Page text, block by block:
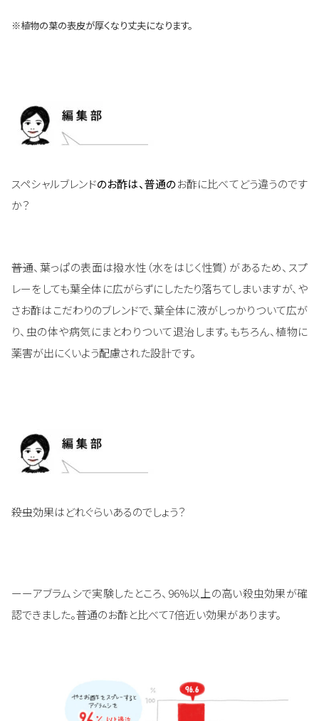
※植物の葉の表皮が厚くなり丈夫になります。
スペシャルブレンドのお酢は、普通のお酢に比べてどう違うのです
か？
――普通、葉っぱの表面は撥水性（水をはじく性質）があるため、スプ
レーをしても葉全体に広がらずにしたたり落ちてしまいますが、や
さお酢はこだわりのブレンドで、葉全体に液がしっかりついて広が
り、虫の体や病気にまとわりついて退治します。もちろん、植物に
薬害が出にくいよう配慮された設計です。
――殺虫効果はどれぐらいあるのでしょう？
ーーアブラムシで実験したところ、96%以上の高い殺虫効果が確
認できました。普通のお酢と比べて7倍近い効果があります。